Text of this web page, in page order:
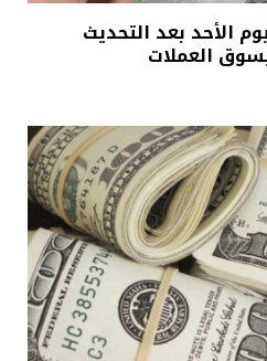
الأحد بعد التحديث
العملات